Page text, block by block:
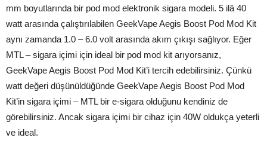
mm boyutlarında bir pod mod elektronik sigara modeli. 5 ilâ 40
watt arasında çalıştırılabilen GeekVape Aegis Boost Pod Mod Kit
aynı zamanda 1.0 – 6.0 volt arasında akım çıkışı sağlıyor. Eğer
MTL – sigara içimi için ideal bir pod mod kit arıyorsanız,
GeekVape Aegis Boost Pod Mod Kit’i tercih edebilirsiniz. Çünkü
watt değeri düşünüldüğünde GeekVape Aegis Boost Pod Mod
Kit’in sigara içimi – MTL bir e-sigara olduğunu kendiniz de
görebilirsiniz. Ancak sigara içimi bir cihaz için 40W oldukça yeterli
ve ideal.